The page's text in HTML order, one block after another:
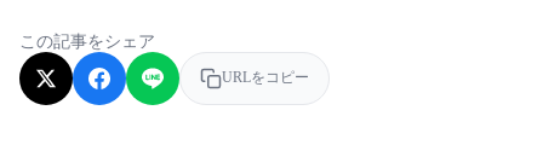
この記事をシェア
URLをコピー